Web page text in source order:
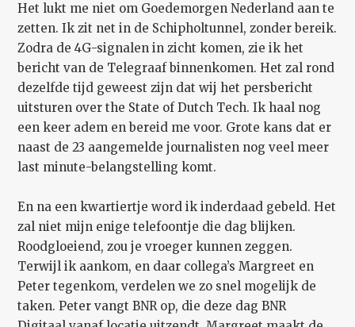
Het lukt me niet om Goedemorgen Nederland aan te
zetten. Ik zit net in de Schipholtunnel, zonder bereik.
Zodra de 4G-signalen in zicht komen, zie ik het
bericht van de Telegraaf binnenkomen. Het zal rond
dezelfde tijd geweest zijn dat wij het persbericht
uitsturen over the State of Dutch Tech. Ik haal nog
een keer adem en bereid me voor. Grote kans dat er
naast de 23 aangemelde journalisten nog veel meer
last minute-belangstelling komt.
En na een kwartiertje word ik inderdaad gebeld. Het
zal niet mijn enige telefoontje die dag blijken.
Roodgloeiend, zou je vroeger kunnen zeggen.
Terwijl ik aankom, en daar collega’s Margreet en
Peter tegenkom, verdelen we zo snel mogelijk de
taken. Peter vangt BNR op, die deze dag BNR